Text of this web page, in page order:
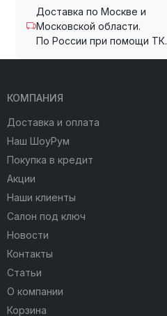
Доставка по Москве и
Московской области.
По России при помощи ТК.
КОМПАНИЯ
Доставка и оплата
Наш ШоуРум
Покупка в кредит
Акции
Наши клиенты
Салон под ключ
Новости
Контакты
Статьи
О компании
Корзина